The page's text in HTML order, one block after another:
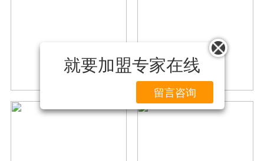
就要加盟专家在线
留言咨询